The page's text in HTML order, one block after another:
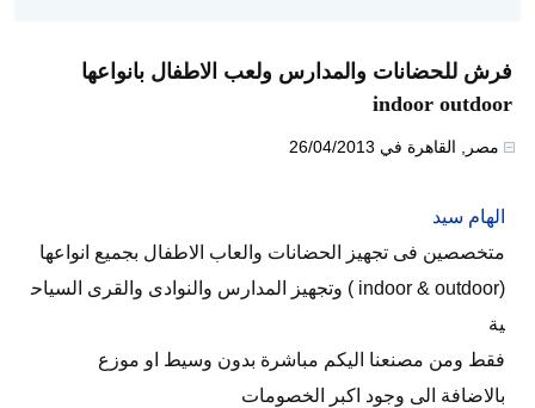
فرش للحضانات والمدارس ولعب الاطفال بانواعها
indoor outdoor
مصر القاهرة في 26/04/2013
الهام سيد
متخصصين فى تجهيز الحضانات والعاب الاطفال بجميع انواعها
(indoor & outdoor ) وتجهيز المدارس والنوادى والقرى السياح
ية
فقط ومن مصنعنا اليكم مباشرة بدون وسيط او موزع
بالاضافة الى وجود اكبر الخصومات